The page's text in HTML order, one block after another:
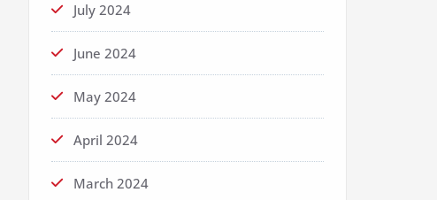
July 2024
June 2024
May 2024
April 2024
March 2024